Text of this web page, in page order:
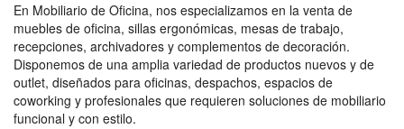
En Mobiliario de Oficina, nos especializamos en la venta de
muebles de oficina, sillas ergonómicas, mesas de trabajo,
recepciones, archivadores y complementos de decoración.
Disponemos de una amplia variedad de productos nuevos y de
outlet, diseñados para oficinas, despachos, espacios de
coworking y profesionales que requieren soluciones de mobiliario
funcional y con estilo.